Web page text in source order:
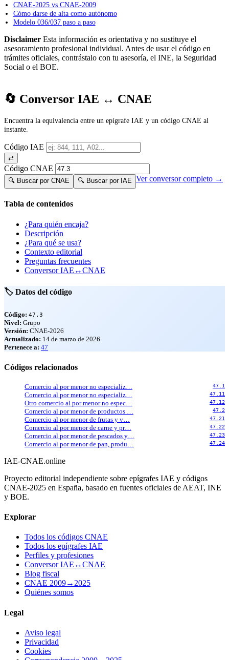
CNAE-2025 vs CNAE-2009
Cómo darse de alta como autónomo
Modelo 036/037 paso a paso
Disclaimer Esta información es orientativa y no sustituye el
asesoramiento profesional individual. Antes de usar el código en
trámites oficiales, contrástalo con tu asesoría, el INE, la Seguridad
Social o el BOE.
🔄 Conversor IAE ↔ CNAE
Encuentra la equivalencia entre un epígrafe IAE y un código CNAE al
instante.
Código IAE
⇄
Código CNAE
🔍 Buscar por CNAE 🔍 Buscar por IAE Ver conversor completo →
Tabla de contenidos
¿Para quién encaja?
Descripción
¿Para qué se usa?
Contexto editorial
Preguntas frecuentes
Conversor IAE↔CNAE
🏷️ Datos del código
Código: 47.3
Nivel: Grupo
Versión: CNAE-2026
Actualizado: 14 de marzo de 2026
Pertenece a: 47
Códigos relacionados
Comercio al por menor no especializ… 47.1
Comercio al por menor no especializ… 47.11
Otro comercio al por menor no espec… 47.12
Comercio al por menor de productos … 47.2
Comercio al por menor de frutas y v… 47.21
Comercio al por menor de carne y pr… 47.22
Comercio al por menor de pescados y… 47.23
Comercio al por menor de pan, produ… 47.24
IAE-CNAE.online
Proyecto editorial independiente sobre epígrafes IAE y códigos
CNAE-2025 en España, basado en fuentes oficiales de AEAT, INE
y BOE.
Explorar
Todos los códigos CNAE
Todos los epígrafes IAE
Perfiles y profesiones
Conversor IAE↔CNAE
Blog fiscal
CNAE 2009→2025
Quiénes somos
Legal
Aviso legal
Privacidad
Cookies